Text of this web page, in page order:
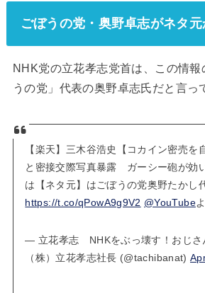
ごぼうの党・奥野卓志がネタ元
NHK党の立花孝志党首は、この情
うの党」代表の奥野卓志氏だと言っ
【楽天】三木谷浩史【コカイン密売を
と密接交際写真暴露 ガーシー砲が効
は【ネタ元】はごぼうの党奥野たかし
https://t.co/qPowA9g9V2 @YouTube
— 立花孝志 NHKをぶっ壊す！おじ
（株）立花孝志社長 (@tachibanat)